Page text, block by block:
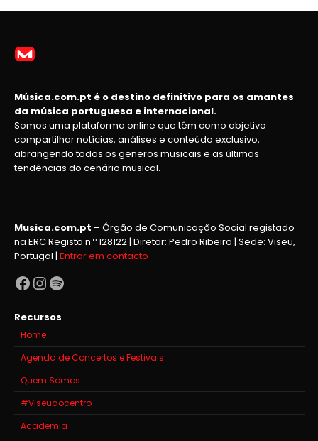
Música.com.pt é o destino definitivo para os amantes
da música portuguesa e internacional.
Somos uma plataforma online que têm como objetivo
compartilhar notícias, análises e conteúdo exclusivo,
abrangendo todos os generos musicais e as últimas
tendências do cenário musical.
Musica.com.pt – Órgão de Comunicação Social registado
na ERC Registo n.º 128122 | Diretor: Pedro Ribeiro | Sede: Viseu,
Portugal | Entrar em contacto
Facebook
Instagram
Spotify
Recursos
Home
Agenda de Concertos e Festivais
Quem Somos
#Viseuaocentro
Academia